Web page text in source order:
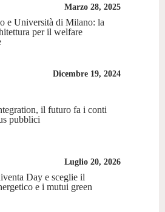
Marzo 28, 2025
e Università di Milano: la
per il welfare
Dicembre 19, 2024
il futuro fa i conti
pubblici
Luglio 20, 2026
Day e sceglie il
e i mutui green